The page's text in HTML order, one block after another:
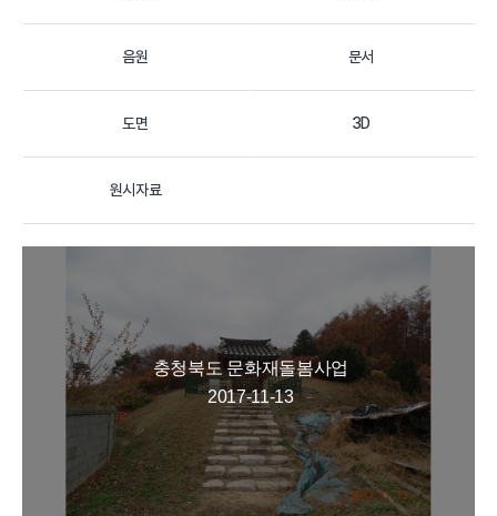
음원 문서
도면 3D
원시자료
충청북도 문화재돌봄사업
2017-11-13